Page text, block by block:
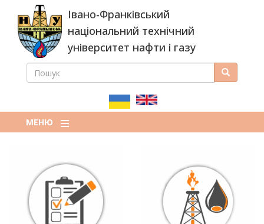
основного
вмісту
Івано-Франківський
національний технічний
університет нафти і газу
ПОШУКОВА
ПОШУК Пошук
МЕНЮ